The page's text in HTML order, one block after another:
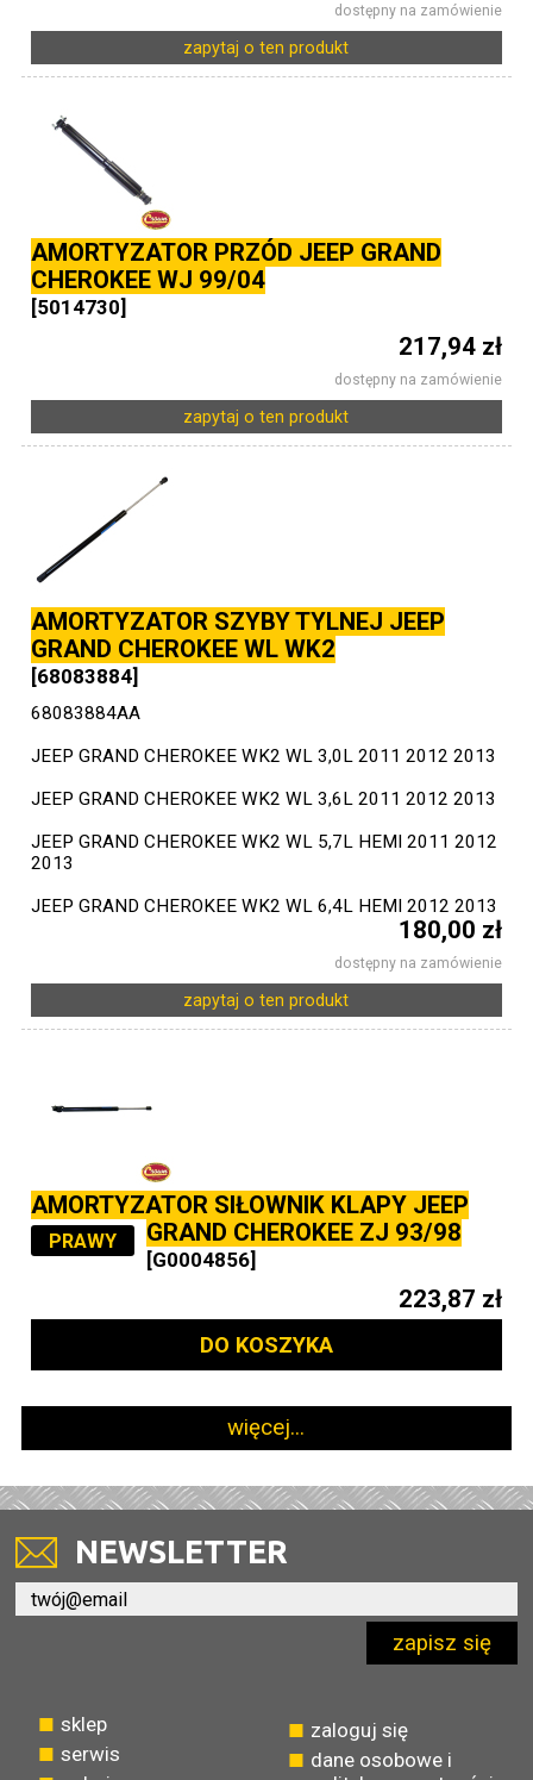
dostępny na zamówienie
zapytaj o ten produkt
AMORTYZATOR PRZÓD JEEP GRAND
CHEROKEE WJ 99/04
[5014730]
217,94 zł
dostępny na zamówienie
zapytaj o ten produkt
AMORTYZATOR SZYBY TYLNEJ JEEP
GRAND CHEROKEE WL WK2
[68083884]
68083884AA
JEEP GRAND CHEROKEE WK2 WL 3,0L 2011 2012 2013
JEEP GRAND CHEROKEE WK2 WL 3,6L 2011 2012 2013
JEEP GRAND CHEROKEE WK2 WL 5,7L HEMI 2011 2012
2013
JEEP GRAND CHEROKEE WK2 WL 6,4L HEMI 2012 2013
180,00 zł
dostępny na zamówienie
zapytaj o ten produkt
AMORTYZATOR SIŁOWNIK KLAPY JEEP
GRAND CHEROKEE ZJ 93/98
PRAWY
[G0004856]
223,87 zł
DO KOSZYKA
więcej...
NEWSLETTER
zapisz się
sklep
serwis
zaloguj się
dane osobowe i